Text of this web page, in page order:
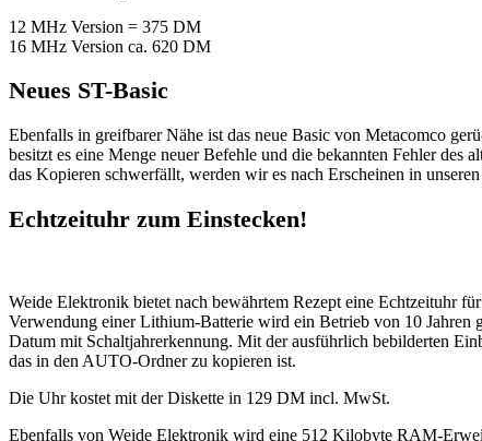
12 MHz Version = 375 DM
16 MHz Version ca. 620 DM
Neues ST-Basic
Ebenfalls in greifbarer Nähe ist das neue Basic von Metacomco
besitzt es eine Menge neuer Befehle und die bekannten Fehler des
das Kopieren schwerfällt, werden wir es nach Erscheinen in
Echtzeituhr zum Einstecken!
Weide Elektronik bietet nach bewährtem Rezept eine Echtzeituhr
Verwendung einer Lithium-Batterie wird ein Betrieb von 10
Datum mit Schaltjahrerkennung. Mit der ausführlich bebilderten
das in den AUTO-Ordner zu kopieren ist.
Die Uhr kostet mit der Diskette in 129 DM incl. MwSt.
Ebenfalls von Weide Elektronik wird eine 512 Kilobyte RAM-